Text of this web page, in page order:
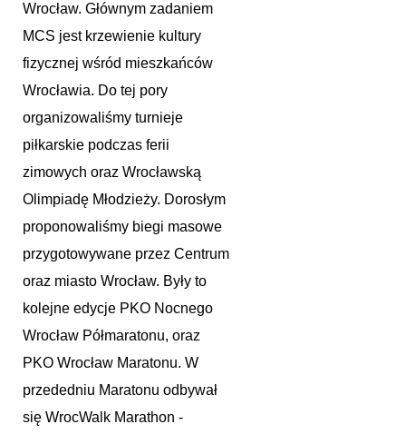
Wrocław. Głównym zadaniem
MCS jest krzewienie kultury
fizycznej wśród mieszkańców
Wrocławia. Do tej pory
organizowaliśmy turnieje
piłkarskie podczas ferii
zimowych oraz Wrocławską
Olimpiadę Młodzieży. Dorosłym
proponowaliśmy biegi masowe
przygotowywane przez Centrum
oraz miasto Wrocław. Były to
kolejne edycje PKO Nocnego
Wrocław Półmaratonu, oraz
PKO Wrocław Maratonu. W
przededniu Maratonu odbywał
się WrocWalk Marathon -